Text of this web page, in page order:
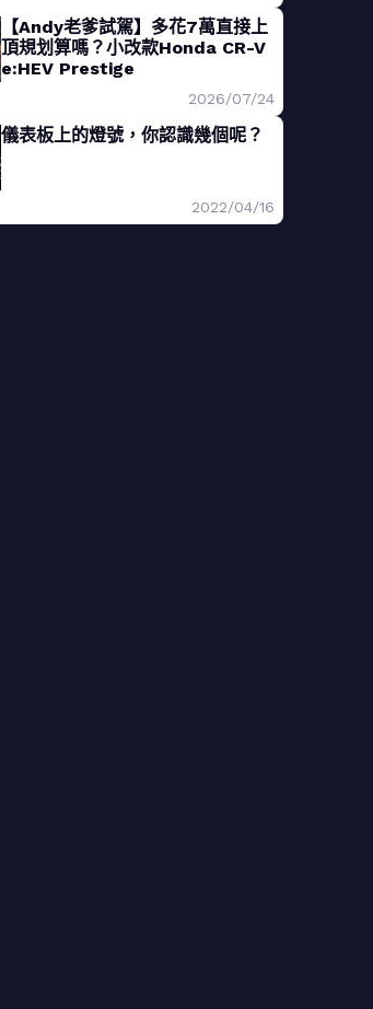
【Andy老爹試駕】多花7萬直接上
頂規划算嗎？小改款Honda CR-V
e:HEV Prestige
2026/07/24
儀表板上的燈號，你認識幾個呢？
2022/04/16